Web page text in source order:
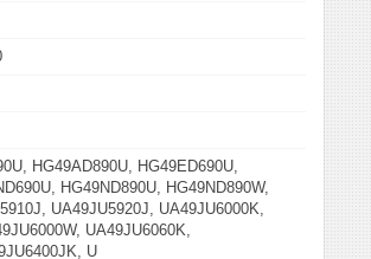
HG49AD890U, HG49ED690U,
HG49ND890U, HG49ND890W,
UA49JU5920J, UA49JU6000K,
UA49JU6060K,
U